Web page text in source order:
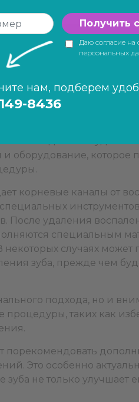
зуба, которое может
просто необходимость,
боль в
может быть первым
с тщательной
рентгенографию, чтобы
визит к
необходимости удаления
оборудование, которое
корневые каналы от
После удаления
специальным
случаях может
зуба, прежде чем
подхода, но и
таких как
порекомендовать
Это особенно
зуба не только
Получить
Даю согласие на
персональных
нам, подберем
8436